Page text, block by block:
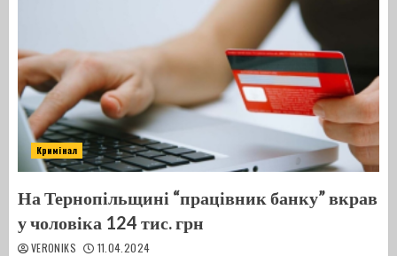
Кримінал
На Тернопільщині “працівник банку” вкрав
у чоловіка 124 тис. грн
VERONIKS 11.04.2024